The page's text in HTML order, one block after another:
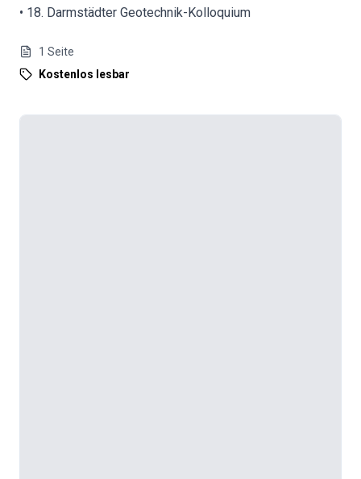
• 18. Darmstädter Geotechnik-Kolloquium
1 Seite
Kostenlos lesbar